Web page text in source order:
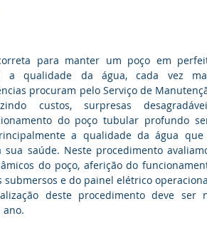
para manter um poço em
a qualidade da água, cada vez
procuram pelo Serviço de
custos, surpresas
do poço tubular profundo
a qualidade da água
saúde. Neste procedimento
do poço, aferição do
submersos e do painel elétrico
deste procedimento deve ser
ano.